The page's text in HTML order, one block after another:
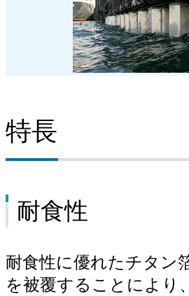
特長
耐食性
耐食性に優れたチタン
を被覆することにより